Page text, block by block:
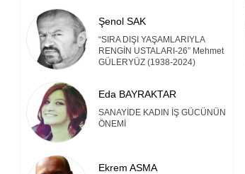
Şenol SAK
“SIRA DIŞI YAŞAMLARIYLA
RENGİN USTALARI-26” Mehmet
GÜLERYÜZ (1938-2024)
Eda BAYRAKTAR
SANAYİDE KADIN İŞ GÜCÜNÜN
ÖNEMİ
Ekrem ASMA